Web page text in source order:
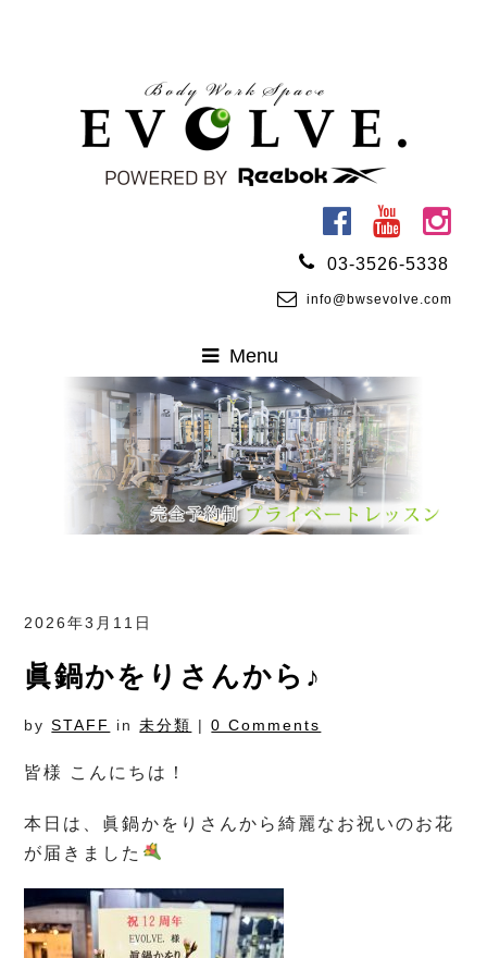
03-3526-5338
info@bwsevolve.com
2026年3月11日
眞鍋かをりさんから♪
bySTAFF in未分類 |0 Comments
皆様 こんにちは！
本日は、眞鍋かをりさんから綺麗なお祝いのお花
が届きました